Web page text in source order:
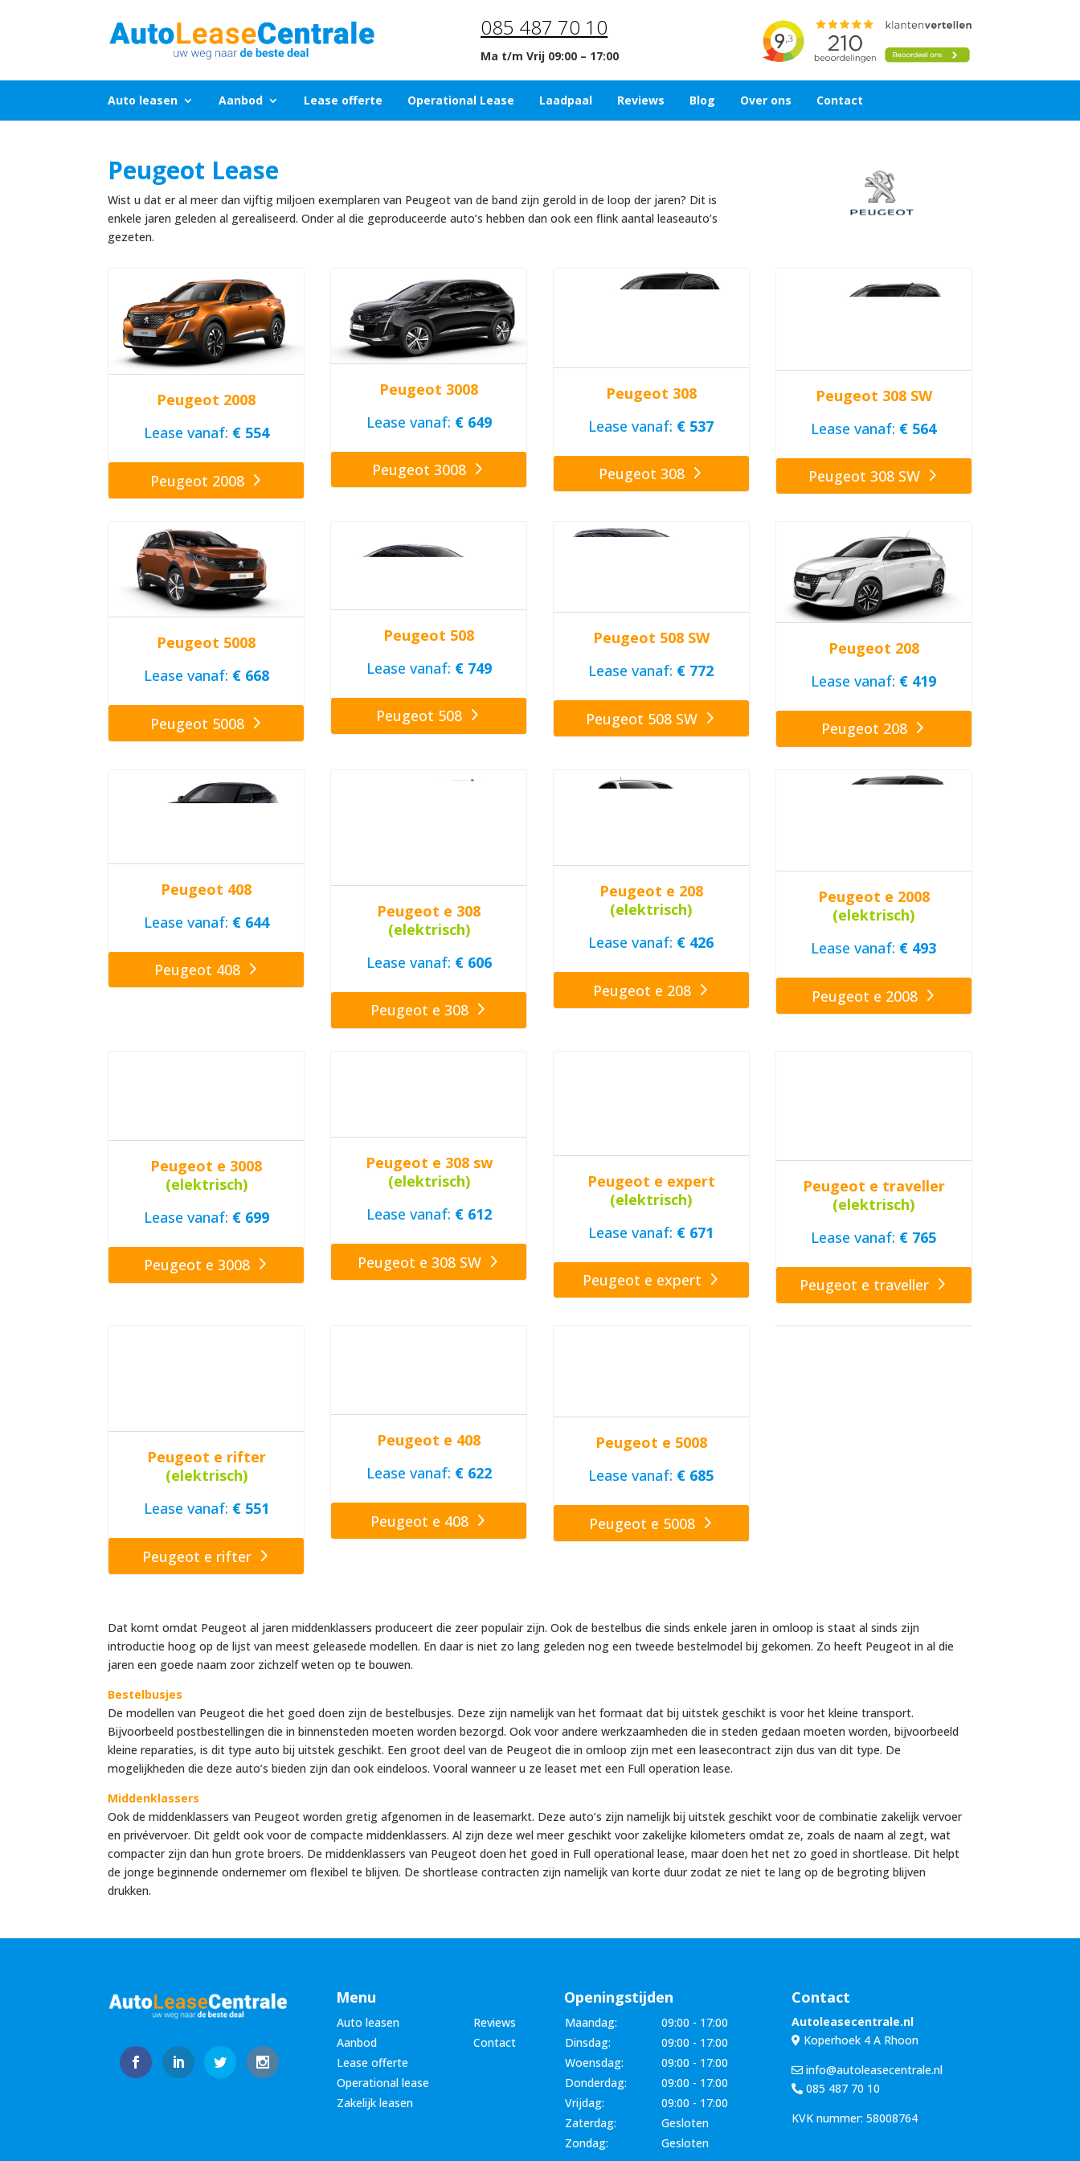
085 487 70 10
Ma t/m Vrij 09:00 – 17:00
Auto leasen Aanbod Lease offerte Operational Lease Laadpaal Reviews Blog Over ons Contact
Peugeot Lease
Wist u dat er al meer dan vijftig miljoen exemplaren van Peugeot van de band zijn gerold in de loop der jaren? Dit is
enkele jaren geleden al gerealiseerd. Onder al die geproduceerde auto’s hebben dan ook een flink aantal leaseauto’s
gezeten.
Peugeot 2008
Lease vanaf: € 554
Peugeot 2008
Peugeot 3008
Lease vanaf: € 649
Peugeot 3008
Peugeot 308
Lease vanaf: € 537
Peugeot 308
Peugeot 308 SW
Lease vanaf: € 564
Peugeot 308 SW
Peugeot 5008
Lease vanaf: € 668
Peugeot 5008
Peugeot 508
Lease vanaf: € 749
Peugeot 508
Peugeot 508 SW
Lease vanaf: € 772
Peugeot 508 SW
Peugeot 208
Lease vanaf: € 419
Peugeot 208
Peugeot 408
Lease vanaf: € 644
Peugeot 408
Peugeot e 308
(elektrisch)
Lease vanaf: € 606
Peugeot e 308
Peugeot e 208
(elektrisch)
Lease vanaf: € 426
Peugeot e 208
Peugeot e 2008
(elektrisch)
Lease vanaf: € 493
Peugeot e 2008
Peugeot e 3008
(elektrisch)
Lease vanaf: € 699
Peugeot e 3008
Peugeot e 308 sw
(elektrisch)
Lease vanaf: € 612
Peugeot e 308 SW
Peugeot e expert
(elektrisch)
Lease vanaf: € 671
Peugeot e expert
Peugeot e traveller
(elektrisch)
Lease vanaf: € 765
Peugeot e traveller
Peugeot e rifter
(elektrisch)
Lease vanaf: € 551
Peugeot e rifter
Peugeot e 408
Lease vanaf: € 622
Peugeot e 408
Peugeot e 5008
Lease vanaf: € 685
Peugeot e 5008
Dat komt omdat Peugeot al jaren middenklassers produceert die zeer populair zijn. Ook de bestelbus die sinds enkele jaren in omloop is staat al sinds zijn
introductie hoog op de lijst van meest geleasede modellen. En daar is niet zo lang geleden nog een tweede bestelmodel bij gekomen. Zo heeft Peugeot in al die
jaren een goede naam zoor zichzelf weten op te bouwen.
Bestelbusjes
De modellen van Peugeot die het goed doen zijn de bestelbusjes. Deze zijn namelijk van het formaat dat bij uitstek geschikt is voor het kleine transport.
Bijvoorbeeld postbestellingen die in binnensteden moeten worden bezorgd. Ook voor andere werkzaamheden die in steden gedaan moeten worden, bijvoorbeeld
kleine reparaties, is dit type auto bij uitstek geschikt. Een groot deel van de Peugeot die in omloop zijn met een leasecontract zijn dus van dit type. De
mogelijkheden die deze auto’s bieden zijn dan ook eindeloos. Vooral wanneer u ze leaset met een Full operation lease.
Middenklassers
Ook de middenklassers van Peugeot worden gretig afgenomen in de leasemarkt. Deze auto’s zijn namelijk bij uitstek geschikt voor de combinatie zakelijk vervoer
en privévervoer. Dit geldt ook voor de compacte middenklassers. Al zijn deze wel meer geschikt voor zakelijke kilometers omdat ze, zoals de naam al zegt, wat
compacter zijn dan hun grote broers. De middenklassers van Peugeot doen het goed in Full operational lease, maar doen het net zo goed in shortlease. Dit helpt
de jonge beginnende ondernemer om flexibel te blijven. De shortlease contracten zijn namelijk van korte duur zodat ze niet te lang op de begroting blijven
drukken.
Menu
Auto leasen
Reviews
Aanbod
Contact
Lease offerte
Operational lease
Zakelijk leasen
Openingstijden
Maandag:
09:00 - 17:00
Dinsdag:
09:00 - 17:00
Woensdag:
09:00 - 17:00
Donderdag:
09:00 - 17:00
Vrijdag:
09:00 - 17:00
Zaterdag:
Gesloten
Zondag:
Gesloten
Contact
Autoleasecentrale.nl
Koperhoek 4 A Rhoon
info@autoleasecentrale.nl
085 487 70 10
KVK nummer: 58008764